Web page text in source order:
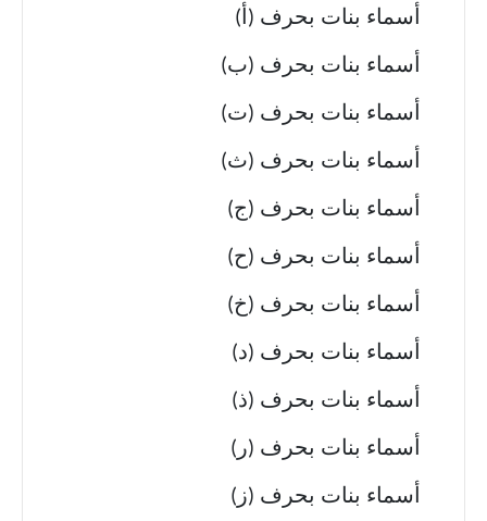
أسماء بنات بحرف (أ)
أسماء بنات بحرف (ب)
أسماء بنات بحرف (ت)
أسماء بنات بحرف (ث)
أسماء بنات بحرف (ج)
أسماء بنات بحرف (ح)
أسماء بنات بحرف (خ)
أسماء بنات بحرف (د)
أسماء بنات بحرف (ذ)
أسماء بنات بحرف (ر)
أسماء بنات بحرف (ز)